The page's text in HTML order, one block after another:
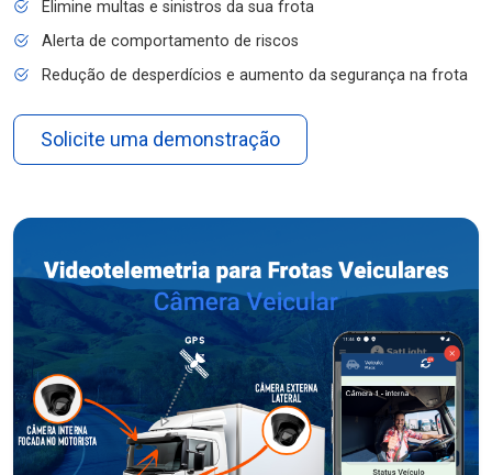
Elimine multas e sinistros da sua frota
Alerta de comportamento de riscos
Redução de desperdícios e aumento da segurança na frota
Solicite uma demonstração